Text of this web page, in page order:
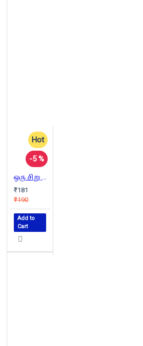
Hot
-5 %
ஒரு சிறு இசை
₹181
₹190
Add to
Cart